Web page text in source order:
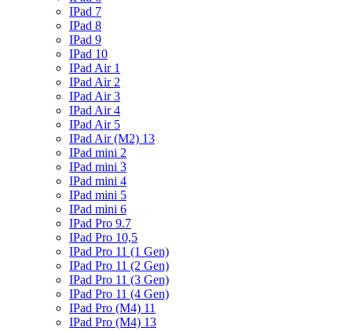
IPad 7
IPad 8
IPad 9
IPad 10
IPad Air 1
IPad Air 2
IPad Air 3
IPad Air 4
IPad Air 5
IPad Air (M2) 13
IPad mini 2
IPad mini 3
IPad mini 4
IPad mini 5
IPad mini 6
IPad Pro 9.7
IPad Pro 10,5
IPad Pro 11 (1 Gen)
IPad Pro 11 (2 Gen)
IPad Pro 11 (3 Gen)
IPad Pro 11 (4 Gen)
IPad Pro (M4) 11
IPad Pro (M4) 13